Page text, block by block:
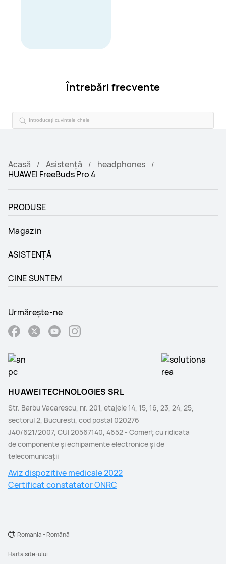
Întrebări frecvente
Acasă Asistență
headphones
HUAWEI FreeBuds Pro 4
PRODUSE
Magazin
ASISTENȚĂ
CINE SUNTEM
Urmărește-ne
HUAWEI TECHNOLOGIES SRL
Str. Barbu Vacarescu, nr. 201, etajele 14, 15, 16, 23, 24, 25,
sectorul 2, Bucuresti, cod postal 020276
J40/621/2007, CUI 20567140, 4652 - Comerţ cu ridicata
de componente şi echipamente electronice şi de
telecomunicaţii
Aviz dispozitive medicale 2022
Certificat constatator ONRC
Harta site-ului
Romania - Română